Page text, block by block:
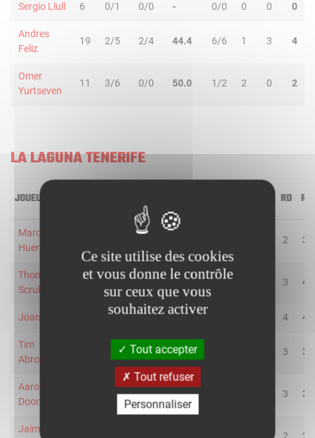
Sergio Llull 6 0/1 0/0 - 0/0 0 0 0
Andres
Feliz
19 2/5 2/4 44.4 6/6 1 3 4
Omer
Yurtseven
11 3/6 0/0 50.0 1/2 2 0 2
LA LAGUNA TENERIFE
JOUEUR RD RT
Marcelinho
Huertas
2 3
Thomas
Scrubb
25 0/1 1/2 33.3 0/0 3 4
Joan Sastre 1/2 1/3 40.0 4 4
Tim
Abromaitis
1/1 0/0 100.0 3 3
Aaron
Doornekamp
1/1 3/7 50.0 3 3
Jaime
Ce site utilise des cookies
et vous donne le contrôle
sur ceux que vous
souhaitez activer
Tout accepter
Tout refuser
Personnaliser